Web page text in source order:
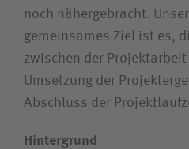
noch nähergebracht.
gemeinsames Ziel ist es,
zwischen der
Umsetzung der
Abschluss der
Hintergrund